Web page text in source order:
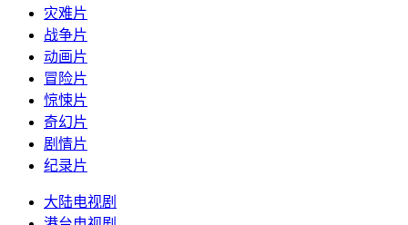
灾难片
战争片
动画片
冒险片
惊悚片
奇幻片
剧情片
纪录片
大陆电视剧